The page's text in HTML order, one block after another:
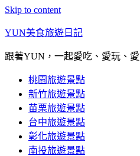
Skip to content
YUN美食旅遊日記
跟著YUN，一起愛吃、愛玩、
桃園旅遊景點
新竹旅遊景點
苗栗旅遊景點
台中旅遊景點
彰化旅遊景點
南投旅遊景點